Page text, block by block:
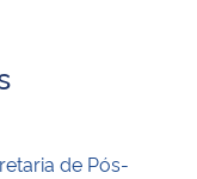
de Pós-